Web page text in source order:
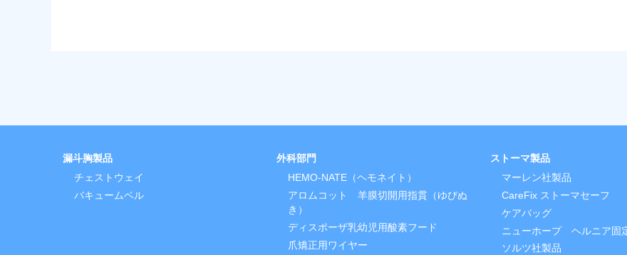
漏斗胸製品
チェストウェイ
バキュームベル
外科部門
HEMO-NATE（ヘモネイト）
アロムコット 羊膜切開用指貫（ゆびぬ
き）
ディスポーザ乳幼児用酸素フード
爪矯正用ワイヤー
ストーマ製品
マーレン社製品
CareFix ストーマセーフ
ケアバッグ
ニューホープ ヘルニア固
ソルツ社製品